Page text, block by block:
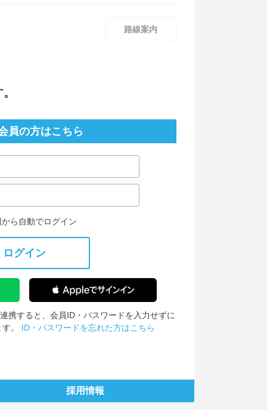
路線案内
員の方はこちら
ら自動でログイン
ログイン
携すると、会員ID・パスワードを入力せずに
。 ID・パスワードを忘れた方はこちら
採用情報